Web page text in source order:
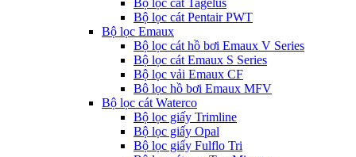
Bộ lọc cát Tagelus
Bộ lọc cát Pentair PWT
Bộ lọc Emaux
Bộ lọc cát hồ bơi Emaux V Series
Bộ lọc cát Emaux S Series
Bộ lọc vải Emaux CF
Bô lọc hồ bơi Emaux MFV
Bộ lọc cát Waterco
Bộ lọc giấy Trimline
Bộ lọc giấy Opal
Bộ lọc giấy Fulflo Tri